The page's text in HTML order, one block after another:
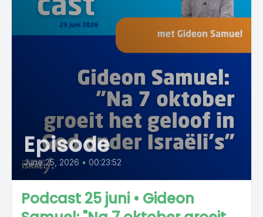
Episode
June 25, 2026 • 00:23:52
Podcast 25 juni • Gideon